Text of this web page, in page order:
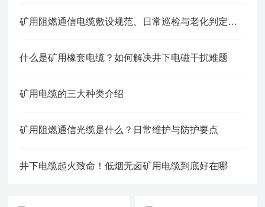
矿用阻燃通信电缆敷设规范、日常巡检与老化判定方法
什么是矿用橡套电缆？如何解决井下电磁干扰难题
矿用电缆的三大种类介绍
矿用阻燃通信光缆是什么？日常维护与防护要点
井下电缆起火致命！低烟无卤矿用电缆到底好在哪